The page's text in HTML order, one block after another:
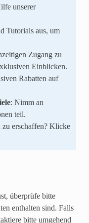
unserer
Tutorials aus, um
Zugang zu
Einblicken.
Rabatten auf
: Nimm an
teil.
erschaffen? Klicke
überprüfe bitte
enthalten sind. Falls
bitte umgehend